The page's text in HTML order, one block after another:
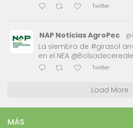
Twitter
NAP Noticias AgroPec
La siembra de #girasol
en el NEA
Twitter
Load More
MÁS